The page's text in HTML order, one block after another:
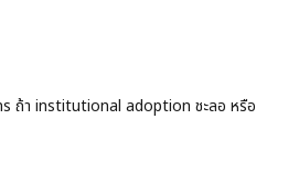
ถ้า institutional adoption ชะลอ หรือ